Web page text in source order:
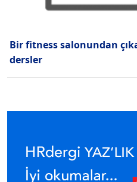
Bir fitness salonundan
dersler